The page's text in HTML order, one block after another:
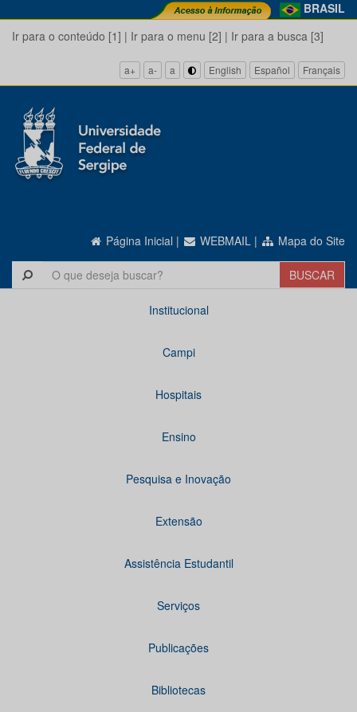
BRASIL
Ir para o conteúdo [1] | Ir para o menu [2] | Ir para a busca [3]
a+ a- a English Español Français
Página Inicial | WEBMAIL | Mapa do Site
Institucional
Campi
Hospitais
Ensino
Pesquisa e Inovação
Extensão
Assistência Estudantil
Serviços
Publicações
Bibliotecas